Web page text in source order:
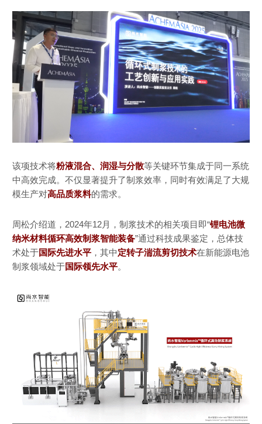
该项技术将粉液混合、润湿与分散等关键环节集成于同一系统
中高效完成。不仅显著提升了制浆效率，同时有效满足了大规
模生产对高品质浆料的需求。
周松介绍道，2024年12月，制浆技术的相关项目即“锂电池微
纳米材料循环高效制浆智能装备”通过科技成果鉴定，总体技
术处于国际先进水平 ，其中定转子湍流剪切技术在新能源电池
制浆领域处于国际领先水平。
公司 *
电话
留言 *